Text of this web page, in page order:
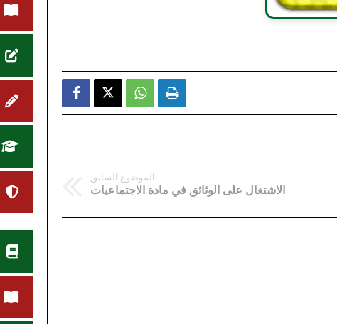
  
الموضوع السابق
الاشتغال على الوثائق في مادة الاجتماعيات